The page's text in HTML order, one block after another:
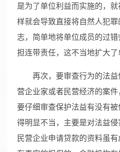
是为了单位利益而实施的，
样就会导致直接将自然人犯
志，简单地将单位成员的过
担连带责任，这不当地扩大了
再次，要审查行为的法
营企业家或者民营经济的案
要仔细审查保护法益有没有
得明显不当，主要是对法益侵
民营企业申请贷款的资料虽